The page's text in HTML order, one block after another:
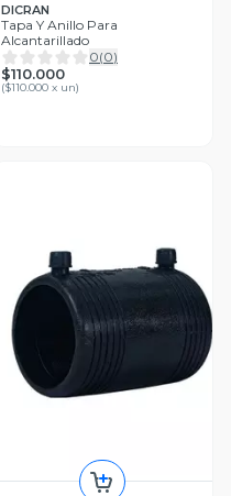
DICRAN
Tapa Y Anillo Para
Alcantarillado
0(0)
$110.000
($110.000 x un)